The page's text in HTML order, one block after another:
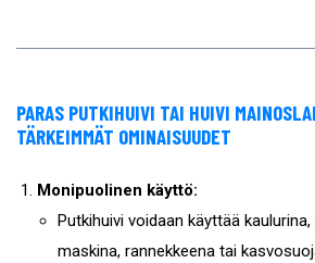
PARAS PUTKIHUIVI TAI HUIVI
TÄRKEIMMÄT OMINAISUUDET
Monipuolinen käyttö:
Putkihuivi voidaan käyttää
maskina, rannekkeena tai